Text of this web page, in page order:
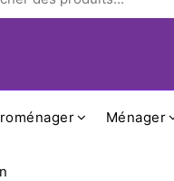
Ménager